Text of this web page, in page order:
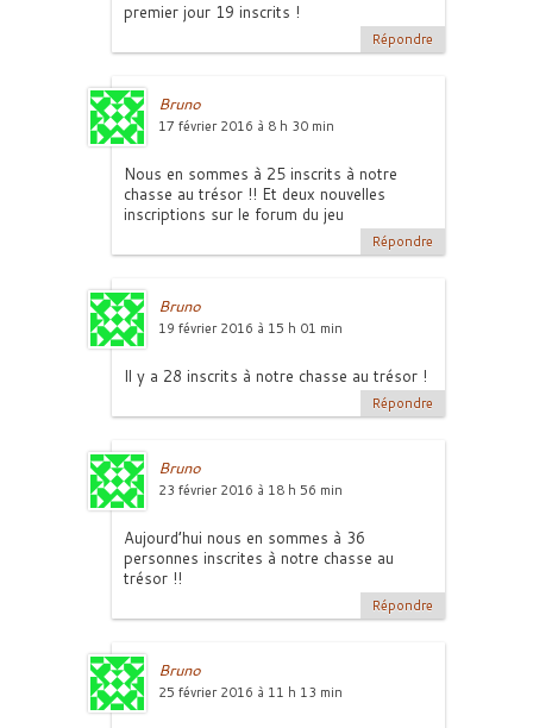
premier jour 19 inscrits !
Répondre
Bruno
17 février 2016 à 8 h 30 min
Nous en sommes à 25 inscrits à notre
chasse au trésor !! Et deux nouvelles
inscriptions sur le forum du jeu
Répondre
Bruno
19 février 2016 à 15 h 01 min
Il y a 28 inscrits à notre chasse au trésor !
Répondre
Bruno
23 février 2016 à 18 h 56 min
Aujourd’hui nous en sommes à 36
personnes inscrites à notre chasse au
trésor !!
Répondre
Bruno
25 février 2016 à 11 h 13 min